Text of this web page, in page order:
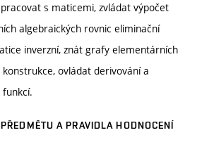
s maticemi, zvládat výpočet
algebraických rovnic eliminační
inverzní, znát grafy elementárních
ovládat derivování a
funkcí.
A PRAVIDLA HODNOCENÍ